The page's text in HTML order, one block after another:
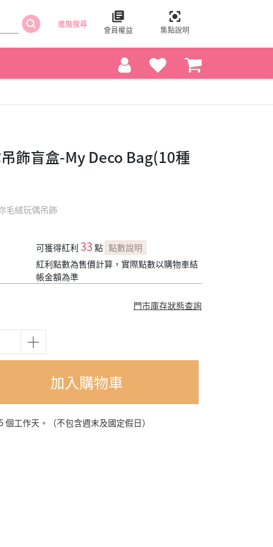
進階搜尋
會員權益 集點說明
飾盲盒-My Deco Bag(10種
毛絨玩偶吊飾
可獲得紅利 33 點 點數說明
紅利點數為售價計算，實際點數以購物車結
帳金額為準
門市庫存狀態查詢
加入購物車
工作天。（不包含週末及國定假日）